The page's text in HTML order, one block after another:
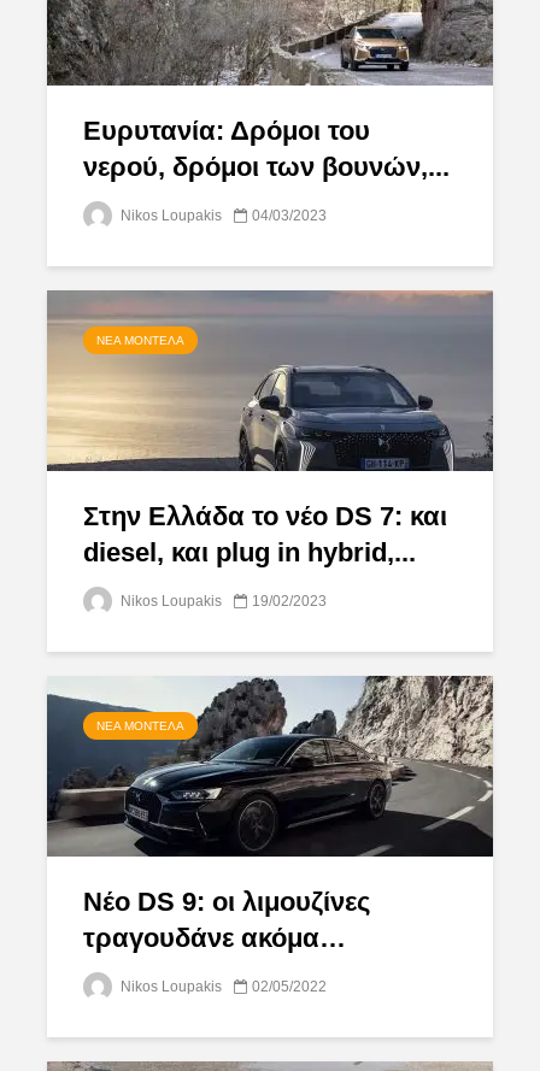
Ευρυτανία: Δρόμοι του
νερού, δρόμοι των βουνών,...
Nikos Loupakis 04/03/2023
ΝΈΑ ΜΟΝΤΈΛΑ
Στην Ελλάδα το νέο DS 7: και
diesel, και plug in hybrid,...
Nikos Loupakis 19/02/2023
ΝΈΑ ΜΟΝΤΈΛΑ
Νέο DS 9: οι λιμουζίνες
τραγουδάνε ακόμα…
Nikos Loupakis 02/05/2022